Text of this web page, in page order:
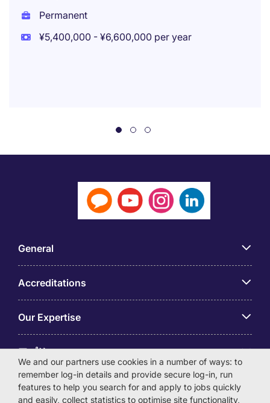
Permanent
¥5,400,000 - ¥6,600,000 per year
General
Accreditations
Our Expertise
アプリ
Employer Centre
We and our partners use cookies in a number of ways: to
remember log-in details and provide secure log-in, run
features to help you search for and apply to jobs quickly
and easily, collect statistics to optimise site functionality,